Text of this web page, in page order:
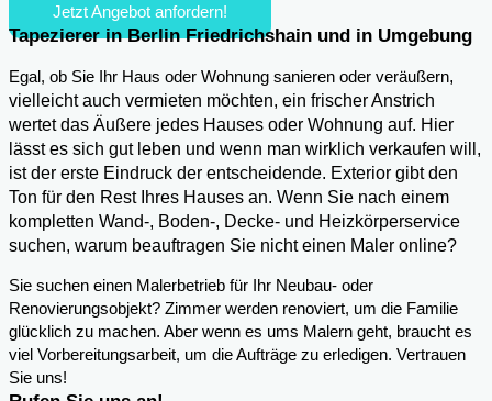
Jetzt Angebot anfordern!
Tapezierer in Berlin Friedrichshain und in Umgebung
Egal, ob Sie Ihr Haus oder Wohnung sanieren oder veräußern,
vielleicht auch vermieten möchten, ein frischer Anstrich
wertet das Äußere jedes Hauses oder Wohnung auf. Hier
lässt es sich gut leben und wenn man wirklich verkaufen will,
ist der erste Eindruck der entscheidende. Exterior gibt den
Ton für den Rest Ihres Hauses an. Wenn Sie nach einem
kompletten Wand-, Boden-, Decke- und Heizkörperservice
suchen, warum beauftragen Sie nicht einen Maler online?
Sie suchen einen Malerbetrieb für Ihr Neubau- oder
Renovierungsobjekt? Zimmer werden renoviert, um die Familie
glücklich zu machen. Aber wenn es ums Malern geht, braucht es
viel Vorbereitungsarbeit, um die Aufträge zu erledigen. Vertrauen
Sie uns!